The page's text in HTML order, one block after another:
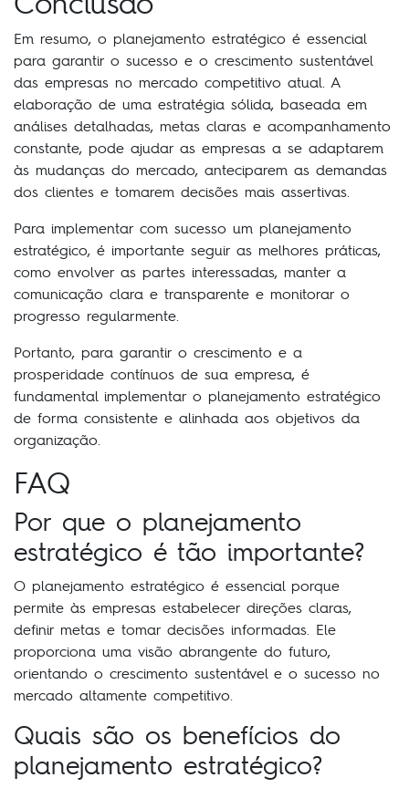
Em resumo, o planejamento estratégico é essencial
para garantir o sucesso e o crescimento sustentável
das empresas no mercado competitivo atual. A
elaboração de uma estratégia sólida, baseada em
análises detalhadas, metas claras e acompanhamento
constante, pode ajudar as empresas a se adaptarem
às mudanças do mercado, anteciparem as demandas
dos clientes e tomarem decisões mais assertivas.
Para implementar com sucesso um planejamento
estratégico, é importante seguir as melhores práticas,
como envolver as partes interessadas, manter a
comunicação clara e transparente e monitorar o
progresso regularmente.
Portanto, para garantir o crescimento e a
prosperidade contínuos de sua empresa, é
fundamental implementar o planejamento estratégico
de forma consistente e alinhada aos objetivos da
organização.
FAQ
Por que o planejamento
estratégico é tão importante?
O planejamento estratégico é essencial porque
permite às empresas estabelecer direções claras,
definir metas e tomar decisões informadas. Ele
proporciona uma visão abrangente do futuro,
orientando o crescimento sustentável e o sucesso no
mercado altamente competitivo.
Quais são os benefícios do
planejamento estratégico?